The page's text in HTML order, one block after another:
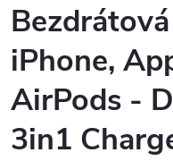
iPhone,
AirPods -
3in1